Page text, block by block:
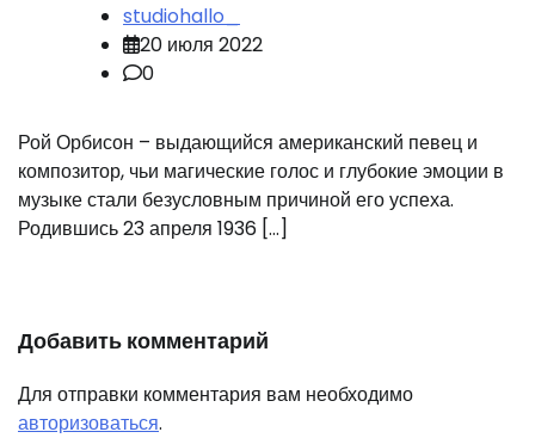
studiohallo_
20 июля 2022
0
Рой Орбисон – выдающийся американский певец и
композитор, чьи магические голос и глубокие эмоции в
музыке стали безусловным причиной его успеха.
Родившись 23 апреля 1936 […]
Добавить комментарий
Для отправки комментария вам необходимо
авторизоваться.